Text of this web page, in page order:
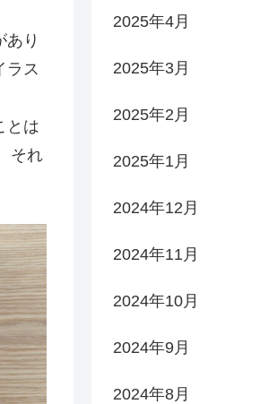
あり
ラス
とは
それ
2025年4月
2025年3月
2025年2月
2025年1月
2024年12月
2024年11月
2024年10月
2024年9月
2024年8月